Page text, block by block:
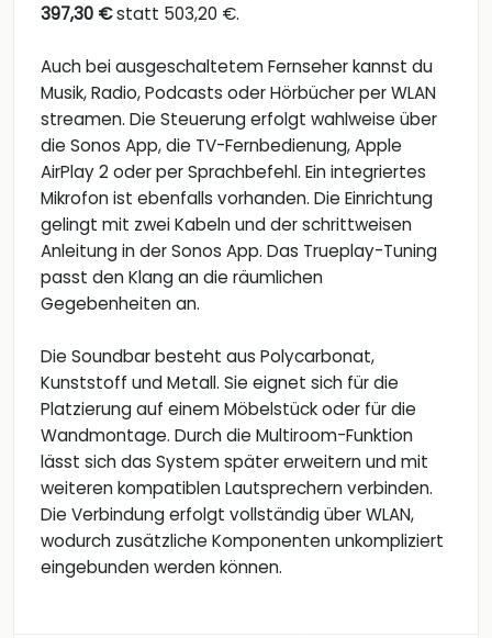
397,30 €statt 503,20 €.
Auch bei ausgeschaltetem Fernseher kannst du
Musik, Radio, Podcasts oder Hörbücher per WLAN
streamen. Die Steuerung erfolgt wahlweise über
die Sonos App, die TV-Fernbedienung, Apple
AirPlay 2 oder per Sprachbefehl. Ein integriertes
Mikrofon ist ebenfalls vorhanden. Die Einrichtung
gelingt mit zwei Kabeln und der schrittweisen
Anleitung in der Sonos App. Das Trueplay-Tuning
passt den Klang an die räumlichen
Gegebenheiten an.
Die Soundbar besteht aus Polycarbonat,
Kunststoff und Metall. Sie eignet sich für die
Platzierung auf einem Möbelstück oder für die
Wandmontage. Durch die Multiroom-Funktion
lässt sich das System später erweitern und mit
weiteren kompatiblen Lautsprechern verbinden.
Die Verbindung erfolgt vollständig über WLAN,
wodurch zusätzliche Komponenten unkompliziert
eingebunden werden können.